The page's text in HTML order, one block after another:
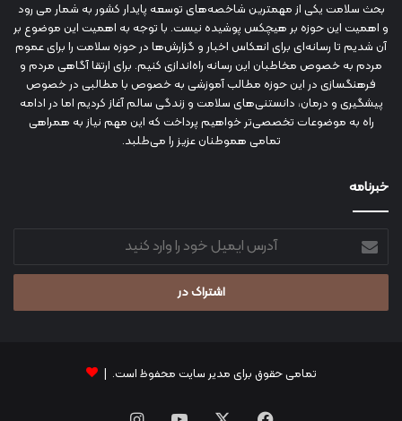
بحث سلامت یکی از مهمترین شاخصه‌های توسعه پایدار کشور به شمار می رود
و اهمیت این حوزه بر هیچکس پوشیده نیست. با توجه به اهمیت این موضوع بر
آن شدیم تا رسانه‌ای برای انعکاس اخبار و گزارش‌ها در حوزه سلامت را برای عموم
مردم به خصوص مخاطبان این رسانه راه‌اندازی کنیم. برای ارتقا آگاهی مردم و
فرهنگسازی در این حوزه مطالب آموزشی به خصوص با مطالبی در خصوص
پیشگیری و درمان، دانستنی‌های سلامت و زندگی سالم آغاز کردیم اما در ادامه
راه به موضوعات تخصصی‌تر خواهیم پرداخت که این مهم نیاز به همراهی
تمامی هموطنان عزیز را می‌طلبد.
خبرنامه
آدرس
ایمیل
خود
وارد
تمامی حقوق برای مدیر سایت محفوظ است. |